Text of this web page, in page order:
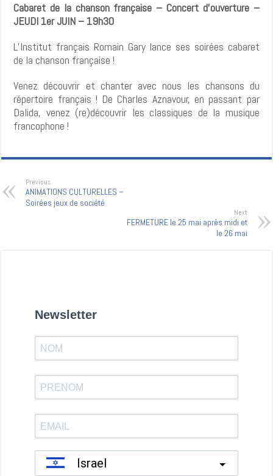
Cabaret de la chanson française – Concert d’ouverture –
JEUDI 1er JUIN – 19h30
L’Institut français Romain Gary lance ses soirées cabaret
de la chanson française !
Venez découvrir et chanter avec nous les chansons du
répertoire français ! De Charles Aznavour, en passant par
Dalida, venez (re)découvrir les classiques de la musique
francophone !
Previous
ANIMATIONS CULTURELLES –
Soirées jeux de société
Next
FERMETURE le 25 mai après midi et
le 26 mai